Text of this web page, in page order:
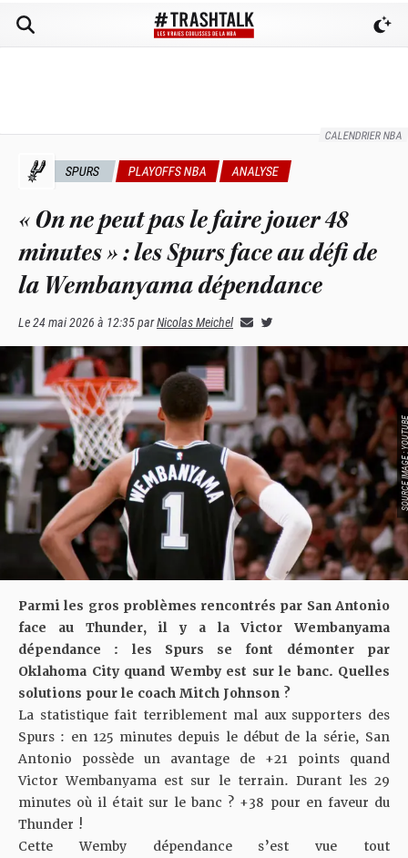
CALENDRIER NBA
SPURS PLAYOFFS NBA ANALYSE
« On ne peut pas le faire jouer 48
minutes » : les Spurs face au défi de
la Wembanyama dépendance
Le24 mai 2026 à 12:35parNicolas Meichel
SOURCE
Parmi les gros problèmes rencontrés par San Antonio
face au Thunder, il y a la Victor Wembanyama
dépendance : les Spurs se font démonter par
Oklahoma City quand Wemby est sur le banc. Quelles
solutions pour le coach Mitch Johnson ?
La statistique fait terriblement mal aux supporters des
Spurs : en 125 minutes depuis le début de la série, San
Antonio possède un avantage de +21 points quand
Victor Wembanyama est sur le terrain. Durant les 29
minutes où il était sur le banc ? +38 pour en faveur du
Thunder !
Cette Wemby dépendance s’est vue tout